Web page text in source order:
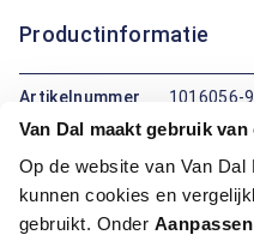
Van Dal maakt gebruik
Op de website van Van Dal
kunnen cookies en
gebruikt. Onder Aanpassen
Productinformatie
Artikelnummer
1016056-
Kleur:
Donker
Pasvorm:
Regular Fit
Motief:
Uni motief